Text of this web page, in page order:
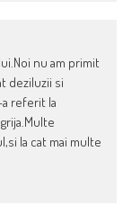
nu am primit
deziluzii si
a referit la
la cat mai multe